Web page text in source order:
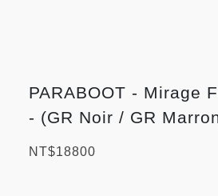
PARABOOT - Mirage
- (GR Noir / GR
NT$18800